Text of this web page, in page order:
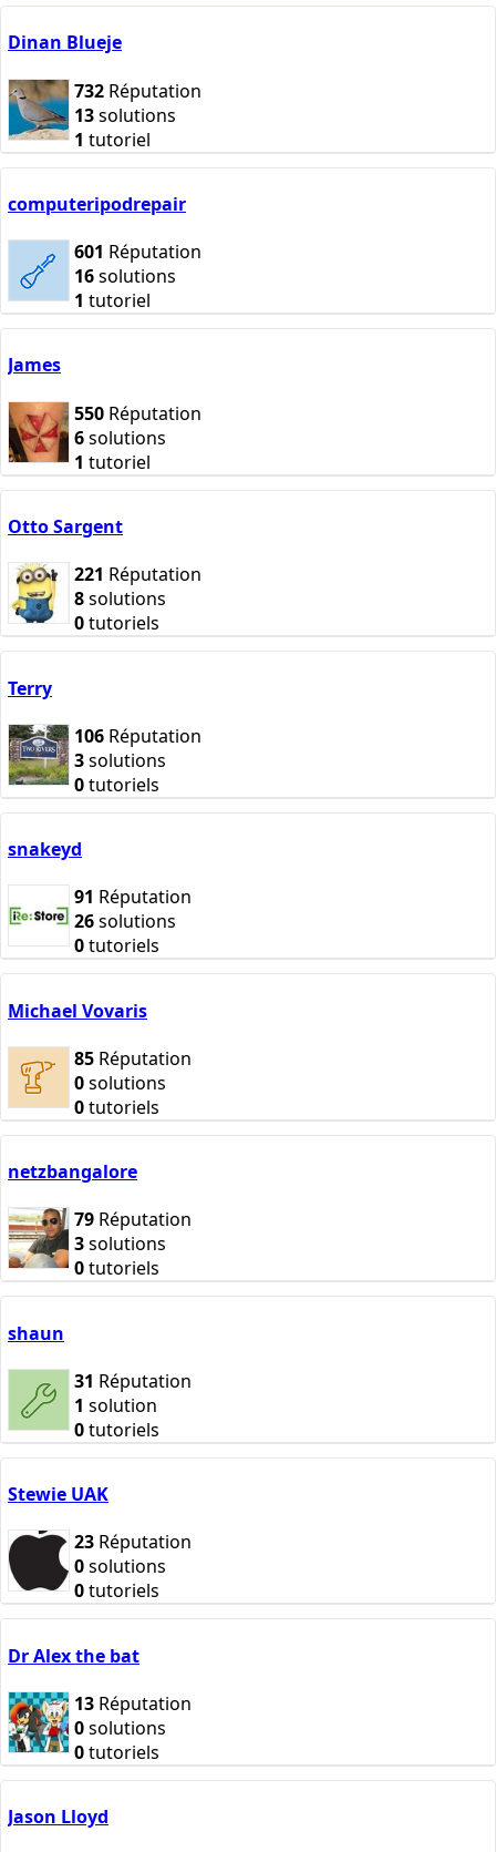
Dinan Blueje
732 Réputation
13solutions
1 tutoriel
computeripodrepair
601 Réputation
16solutions
1 tutoriel
James
550 Réputation
6solutions
1 tutoriel
Otto Sargent
221 Réputation
8solutions
0tutoriels
Terry
106 Réputation
3solutions
0tutoriels
snakeyd
91 Réputation
26solutions
0tutoriels
Michael Vovaris
85 Réputation
0solutions
0tutoriels
netzbangalore
79 Réputation
3solutions
0tutoriels
shaun
31 Réputation
1 solution
0tutoriels
Stewie UAK
23 Réputation
0solutions
0tutoriels
Dr Alex the bat
13 Réputation
0solutions
0tutoriels
Jason Lloyd